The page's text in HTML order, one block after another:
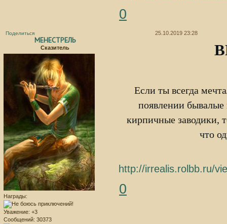
0
Поделиться 25.10.2019 23:28
МЕНЕСТРЕЛЬ
Сказитель
Награды:
Уважение: +3
Сообщений: 30373
Если ты всегда
появлении бывалые
кирпичные заводики,
что
http://irrealis.rolbb.ru/
0